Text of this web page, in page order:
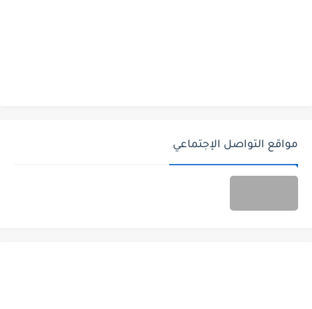
مواقع التواصل الإجتماعي